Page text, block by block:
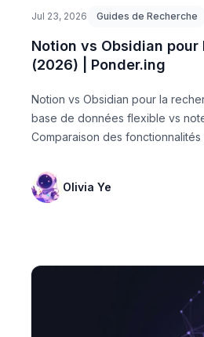
Jul 23, 2026 Guides de Recherche
Notion vs Obsidian
(2026) | Ponder.ing
Notion vs Obsidian pour la
base de données flexible vs
Comparaison des
Olivia Ye